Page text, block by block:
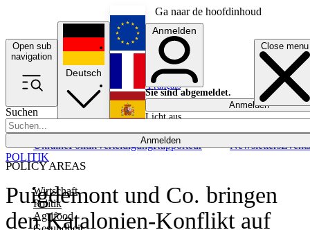
Ga naar de hoofdinhoud
Open sub
navigation
Close menu
Suchen
Anmelden
POLICY AREAS
Wirtschaft
Politik
Agrifood
UkrainePolitikVerteidigungRapporteur NewslettersEvents
Deutsch
English
Français
Anmelden
Sie sind abgemeldet.
Anmelden
Licht aus
Puigdemont und Co. bringen
den Katalonien-Konflikt auf
POLITIK